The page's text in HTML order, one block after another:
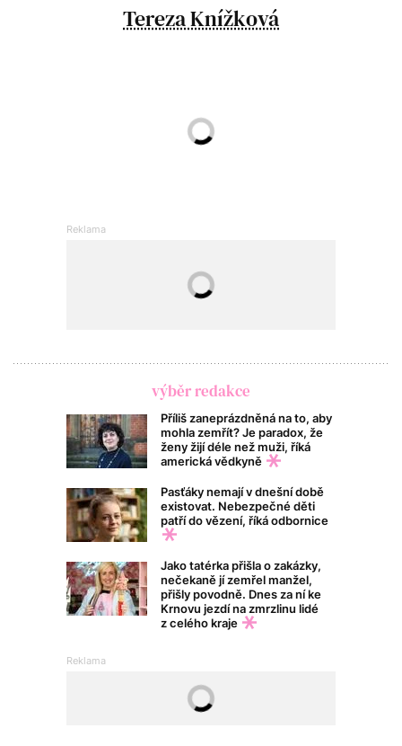
Tereza Knížková
výběr redakce
Příliš zaneprázdněná na to, aby
mohla zemřít? Je paradox, že
ženy žijí déle než muži, říká
americká vědkyně
Pasťáky nemají v dnešní době
existovat. Nebezpečné děti
patří do vězení, říká odbornice
Jako tatérka přišla o zakázky,
nečekaně jí zemřel manžel,
přišly povodně. Dnes za ní ke
Krnovu jezdí na zmrzlinu lidé
z celého kraje